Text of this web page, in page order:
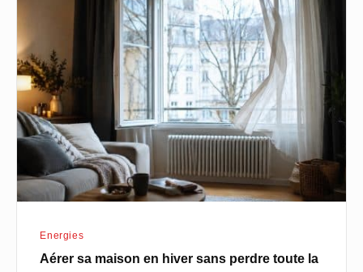
maison
en
hiver
sans
perdre
toute
la
chaleur
bons
Energies
Aérer sa maison en hiver sans perdre toute la